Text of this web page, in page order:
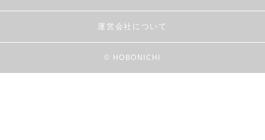
運営会社について
© HOBONICHI